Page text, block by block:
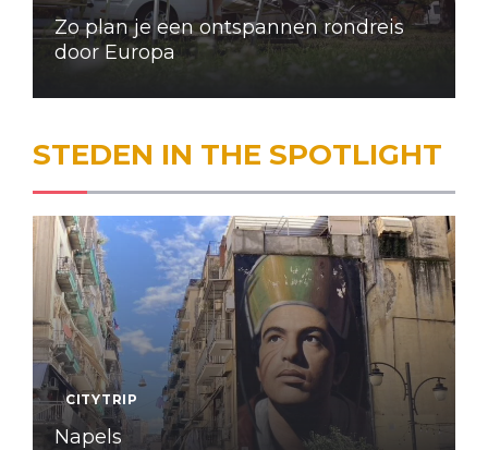
Zo plan je een ontspannen rondreis
door Europa
STEDEN IN THE SPOTLIGHT
CITYTRIP
Napels